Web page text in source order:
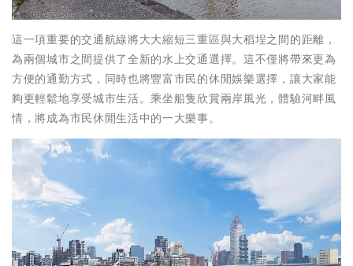
這一項重要的交通航線將大大縮短三重區與大稻埕之間的距離，
為兩個城市之間提供了全新的水上交通選擇。這不僅將帶來更為
方便的通勤方式，同時也將豐富市民的休閒娛樂選擇，讓大家能
夠更輕鬆地享受城市生活。乘坐船隻欣賞兩岸風光，體驗河畔風
情，將成為市民休閒生活中的一大樂事。